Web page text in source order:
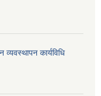
कार्यविधि